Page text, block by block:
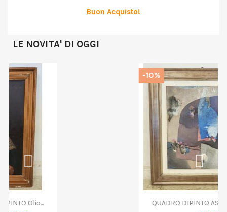
Buon Acquisto!
LE NOVITA' DI OGGI
QUADRO DIPINTO ASTRATTO G....